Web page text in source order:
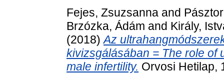
Fejes, Zsuzsanna and
Brzózka, Ádám and Király,
(2018)Az
kivizsgálásában = The role of
male infertility. Orvosi Hetilap,